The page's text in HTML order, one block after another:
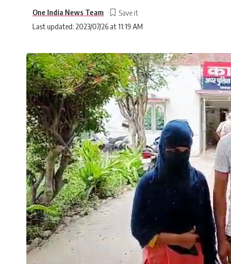
Last updated: 2023/07/26 at 11:19 AM
One India News Team